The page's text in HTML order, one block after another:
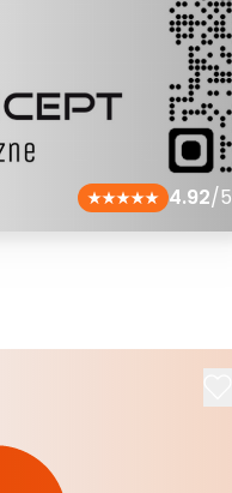
4.92/5